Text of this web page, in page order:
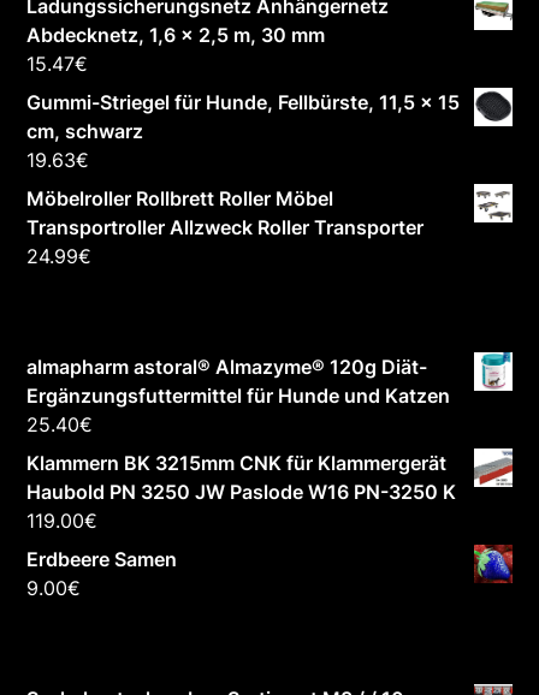
Ladungssicherungsnetz Anhängernetz
Abdecknetz, 1,6 x 2,5 m, 30 mm
15.47€
Gummi-Striegel für Hunde, Fellbürste, 11,5 x 15
cm, schwarz
19.63€
Möbelroller Rollbrett Roller Möbel
Transportroller Allzweck Roller Transporter
24.99€
almapharm astoral® Almazyme® 120g Diät-
Ergänzungsfuttermittel für Hunde und Katzen
25.40€
Klammern BK 3215mm CNK für Klammergerät
Haubold PN 3250 JW Paslode W16 PN-3250 K
119.00€
Erdbeere Samen
9.00€